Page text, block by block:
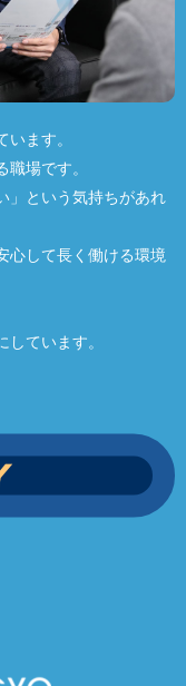
ます。
場です。
」という気持ちがあれ
心して長く働ける環境
ています。